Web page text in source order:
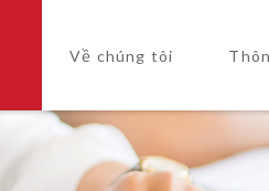
Về chúng tôi